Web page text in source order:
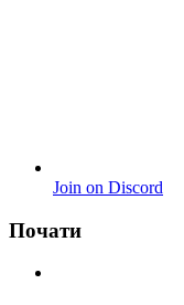
Join on Discord
Почати